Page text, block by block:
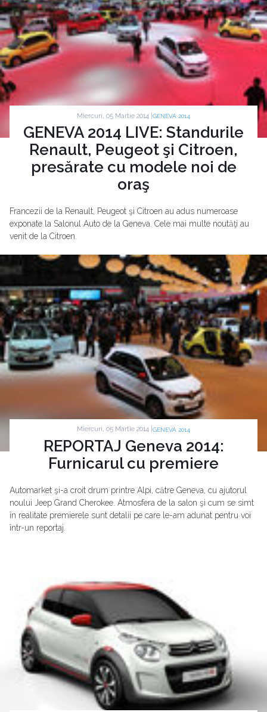
Miercuri, 05 Martie 2014 | GENEVA 2014
GENEVA 2014 LIVE: Standurile
Renault, Peugeot şi Citroen,
presărate cu modele noi de
oraş
Francezii de la Renault, Peugeot şi Citroen au adus numeroase
exponate la Salonul Auto de la Geneva. Cele mai multe noutăţi au
venit de la Citroen.
Miercuri, 05 Martie 2014 | GENEVA 2014
REPORTAJ Geneva 2014:
Furnicarul cu premiere
Automarket şi-a croit drum printre Alpi, către Geneva, cu ajutorul
noului Jeep Grand Cherokee. Atmosfera de la salon şi cum se simt
în realitate premierele sunt detalii pe care le-am adunat pentru voi
într-un reportaj.